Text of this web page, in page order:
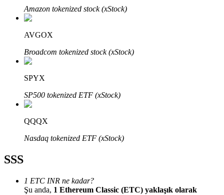
Bitrue İş Ortağı
Arkadaşını davet et, nakit ödüller kazan
Amazon tokenized stock (xStock)
AVGOX
Broadcom tokenized stock (xStock)
SPYX
SP500 tokenized ETF (xStock)
QQQX
Nasdaq tokenized ETF (xStock)
SSS
1 ETC INR ne kadar?
Şu anda, 1 Ethereum Classic (ETC) yaklaşık olarak